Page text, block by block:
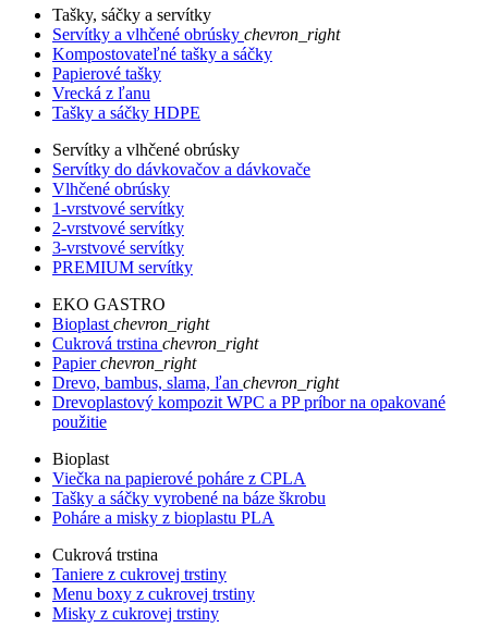
Tašky, sáčky a servítky
Servítky a vlhčené obrúsky chevron_right
Kompostovateľné tašky a sáčky
Papierové tašky
Vrecká z ľanu
Tašky a sáčky HDPE
Servítky a vlhčené obrúsky
Servítky do dávkovačov a dávkovače
Vlhčené obrúsky
1-vrstvové servítky
2-vrstvové servítky
3-vrstvové servítky
PREMIUM servítky
EKO GASTRO
Bioplast chevron_right
Cukrová trstina chevron_right
Papierchevron_right
Drevo, bambus, slama, ľan chevron_right
Drevoplastový kompozit WPC a PP príbor na opakované
použitie
Bioplast
Viečka na papierové poháre z CPLA
Tašky a sáčky vyrobené na báze škrobu
Poháre a misky z bioplastu PLA
Cukrová trstina
Taniere z cukrovej trstiny
Menu boxy z cukrovej trstiny
Misky z cukrovej trstiny